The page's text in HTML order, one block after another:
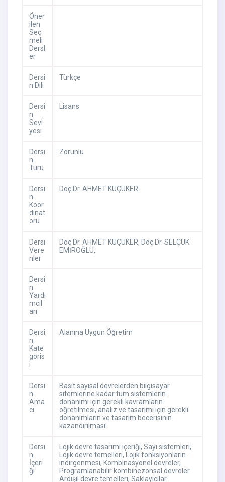
Öner
ilen
Seç
meli
Dersl
er
Dersi
n Dili
Türkçe
Dersi
n
Sevi
yesi
Lisans
Dersi
n
Türü
Zorunlu
Dersi
n
Koor
dinat
örü
Doç.Dr. AHMET KÜÇÜKER
Dersi
Vere
nler
Doç.Dr. AHMET KÜÇÜKER, Doç.Dr. SELÇUK
EMİROĞLU,
Dersi
n
Yardı
mcıl
arı
Dersi
n
Kate
goris
i
Alanına Uygun Öğretim
Dersi
n
Ama
cı
Basit sayısal devrelerden bilgisayar
sitemlerine kadar tüm sistemlerin
donanımı için gerekli kavramların
öğretilmesi, analiz ve tasarımı için gerekli
donanımların ve tasarım becerisinin
kazandırılması.
Dersi
n
İçeri
ği
Lojik devre tasarımı içeriği, Sayı sistemleri,
Lojik devre temelleri, Lojik fonksiyonların
indirgenmesi, Kombinasyonel devreler,
Programlanabilir kombinezonsal devreler
Ardışıl devre temelleri, Saklayıcılar